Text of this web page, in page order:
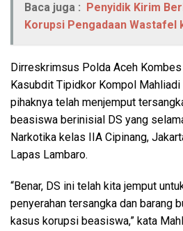
Baca juga :
Penyidik Kirim
Korupsi Pengadaan Wastafel
Dirreskrimsus Polda Aceh
Kasubdit Tipidkor Kompol
pihaknya telah menjemput
beasiswa berinisial DS yang
Narkotika kelas IIA Cipinang,
Lapas Lambaro.
“Benar, DS ini telah kita jemput
penyerahan tersangka dan barang
kasus korupsi beasiswa,” kata